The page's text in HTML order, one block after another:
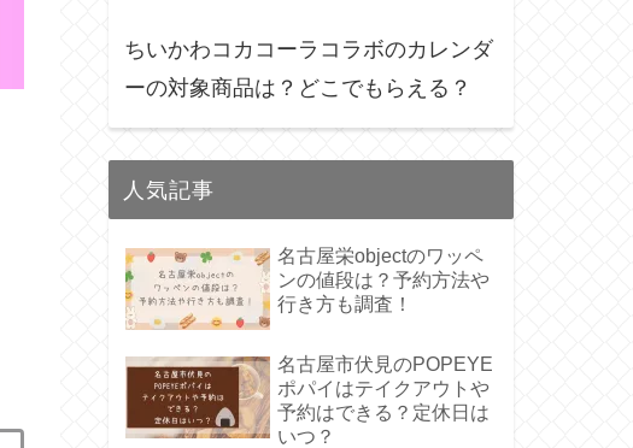
ちいかわコカコーラコラボのカレンダ
ーの対象商品は？どこでもらえる？
人気記事
名古屋栄objectのワッペ
ンの値段は？予約方法や
行き方も調査！
名古屋市伏見のPOPEYE
ポパイはテイクアウトや
予約はできる？定休日は
いつ？